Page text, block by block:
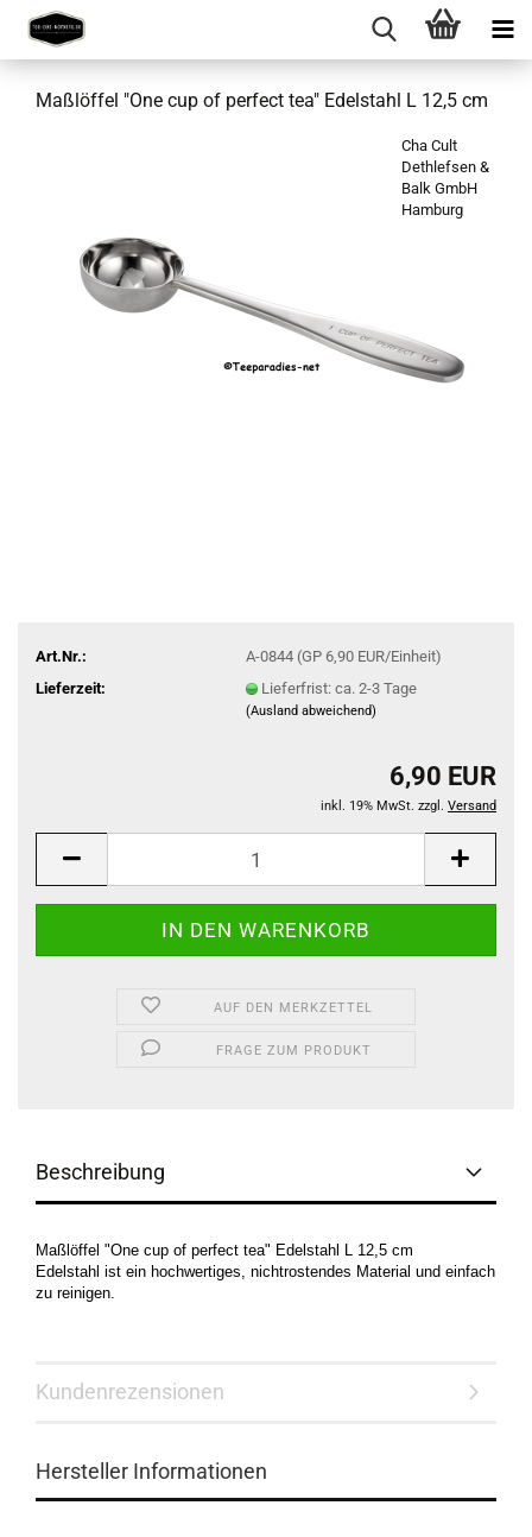
Maßlöffel "One cup of perfect tea" Edelstahl L 12,5 cm
Cha Cult
Dethlefsen &
Balk GmbH
Hamburg
Art.Nr.:
A-0844 (GP 6,90 EUR/Einheit)
Lieferzeit:
Lieferfrist: ca. 2-3 Tage
(Ausland abweichend)
6,90 EUR
inkl. 19% MwSt. zzgl. Versand
AUF DEN MERKZETTEL
FRAGE ZUM PRODUKT
Beschreibung
Maßlöffel "One cup of perfect tea" Edelstahl L 12,5 cm
Edelstahl ist ein hochwertiges, nichtrostendes Material und einfach
zu reinigen.
Kundenrezensionen
Hersteller Informationen